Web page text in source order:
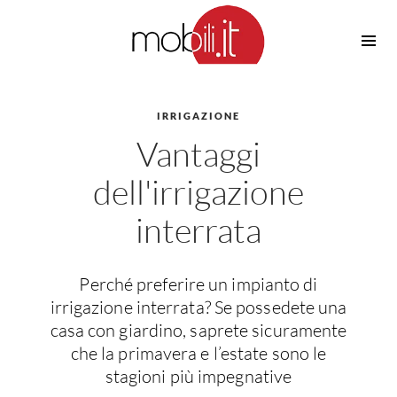
Cucine Moderne
Cucine Country
Cucine Monoblocco
Attrezzature Interne
Elettrodomestici
Frigoriferi
Piani cottura
Irrigazione
Casette in Legno
Amaca
Piante
Luce
Lampade
IRRIGAZIONE
Vantaggi
dell'irrigazione
interrata
Perché preferire un impianto di
irrigazione interrata? Se possedete una
casa con giardino, saprete sicuramente
che la primavera e l’estate sono le
stagioni più impegnative